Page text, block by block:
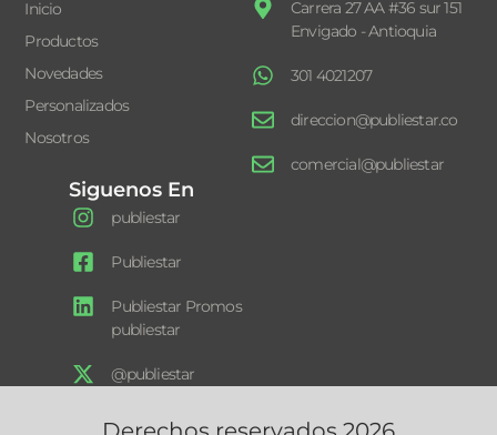
Inicio
Productos
Novedades
Personalizados
Nosotros
Carrera 27 AA #36 sur 151
Envigado - Antioquia
301 4021207
direccion@publiestar.co
comercial@publiestar
Siguenos En
publiestar
Publiestar
Publiestar Promos
publiestar
@publiestar